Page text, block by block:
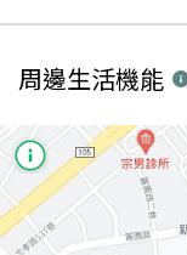
周邊生活機能